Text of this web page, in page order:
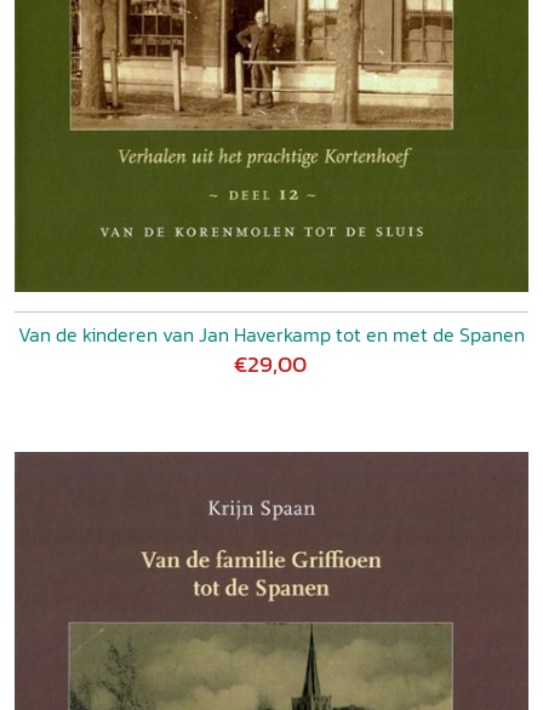
Van de kinderen van Jan Haverkamp tot en met de Spanen
€29,00